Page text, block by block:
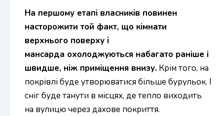
На першому етапі власників повинен
насторожити той факт, що кімнати
верхнього поверху і
мансарда охолоджуються набагато раніше і
швидше, ніж приміщення внизу. Крім того, на
покрівлі буде утворюватися більше бурульок. І
сніг буде танути в місцях, де тепло виходить
на вулицю через дахове покриття.